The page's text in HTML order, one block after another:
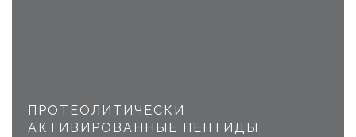
ПРОТЕОЛИТИЧЕСКИ
АКТИВИРОВАННЫЕ ПЕПТИДЫ